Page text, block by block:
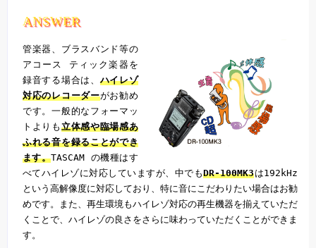
ANSWER
管楽器、ブラスバンド等の
アコース ティック楽器を
録音する場合は、 ハイレゾ
対応のレコーダーがお勧め
です。一般的なフォーマッ
トよりも 立体感や臨場感あ
ふれる音を録ることができ
ます。TASCAM の機種はす
べてハイレゾに対応していますが、中でもDR-100MK3は192kHz
という高解像度に対応しており、特に音にこだわりたい場合はお勧
めです。また、再生環境もハイレゾ対応の再生機器を揃えていただ
くことで、ハイレゾの良さをさらに味わっていただくことができま
す。